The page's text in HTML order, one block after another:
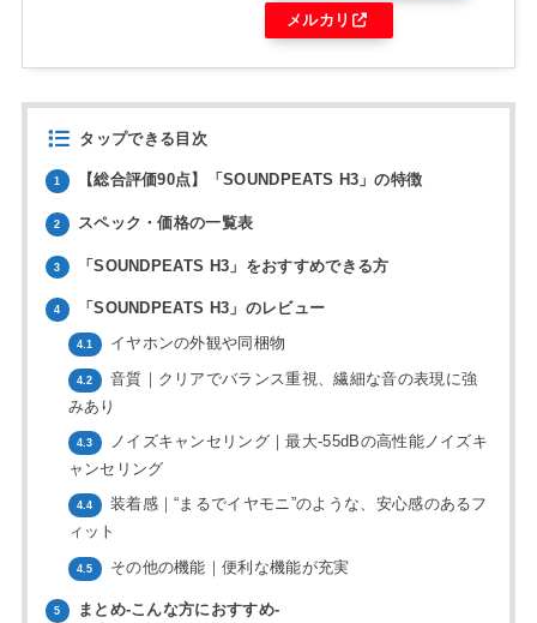
メルカリ
タップできる目次
1 【総合評価90点】「SOUNDPEATS H3」の特徴
2 スペック・価格の一覧表
3 「SOUNDPEATS H3」をおすすめできる方
4 「SOUNDPEATS H3」のレビュー
4.1 イヤホンの外観や同梱物
4.2
音質｜クリアでバランス重視、繊細な音の表現に強
みあり
4.3
ノイズキャンセリング｜最大-55dBの高性能ノイズキ
ャンセリング
4.4
装着感｜“まるでイヤモニ”のような、安心感のあるフ
ィット
4.5 その他の機能｜便利な機能が充実
5 まとめ-こんな方におすすめ-